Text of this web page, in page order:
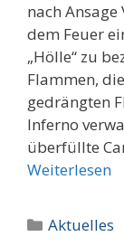
nach Ansage
dem Feuer
„Hölle“ zu
Flammen,
gedrängten
Inferno
überfüllte
Weiterlesen
Kategorien
Aktuelles